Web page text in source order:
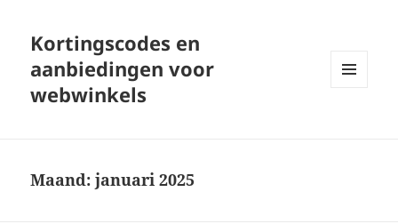
Kortingscodes en
aanbiedingen voor
webwinkels
Maand:januari 2025